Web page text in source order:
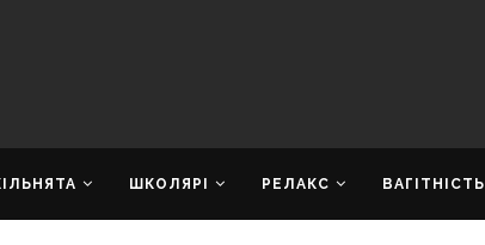
ШКОЛЯРІ РЕЛАКС ВАГІТНІСТЬ